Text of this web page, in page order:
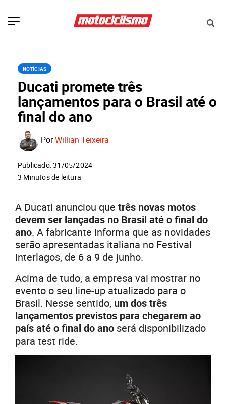
NOTÍCIAS
Ducati promete três
lançamentos para o Brasil até o
final do ano
PorWillian Teixeira
Publicado: 31/05/2024
3 Minutos de leitura
A Ducati anunciou que três novas motos
devem ser lançadas no Brasil até o final do
ano. A fabricante informa que as novidades
serão apresentadas italiana no Festival
Interlagos, de 6 a 9 de junho.
Acima de tudo, a empresa vai mostrar no
evento o seu line-up atualizado para o
Brasil. Nesse sentido, um dos três
lançamentos previstos para chegarem ao
país até o final do ano será disponibilizado
para test ride.